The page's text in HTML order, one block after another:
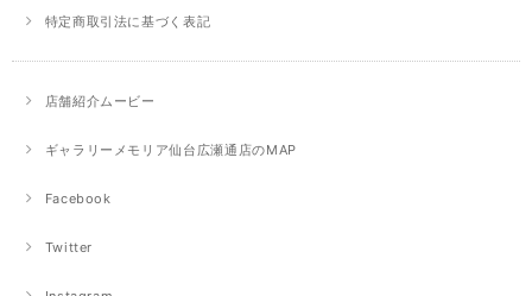
特定商取引法に基づく表記
店舗紹介ムービー
ギャラリーメモリア仙台広瀬通店のMAP
Facebook
Twitter